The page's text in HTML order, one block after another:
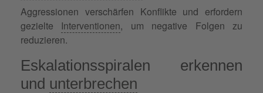
Aggressionen verschärfen Konflikte und erfordern
gezielte Interventionen, um negative Folgen zu
reduzieren.
Eskalationsspiralen erkennen
und unterbrechen